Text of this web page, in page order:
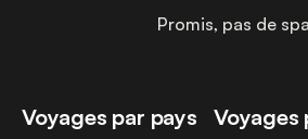
Voyages par pays
Promis, pas de